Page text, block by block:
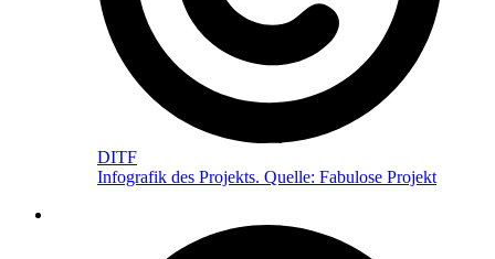
DITF
Infografik des Projekts. Quelle: Fabulose Projekt